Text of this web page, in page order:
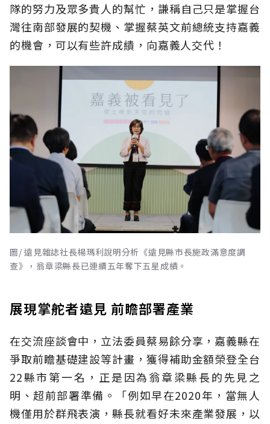
隊的努力及眾多貴人的幫忙，謙稱自己只是掌握台
灣往南部發展的契機、掌握蔡英文前總統支持嘉義
的機會，可以有些許成績，向嘉義人交代！
圖/ 遠見雜誌社長楊瑪利說明分析《遠見縣市長施政滿意度調
查》，翁章梁縣長已連續五年奪下五星成績。
展現掌舵者遠見 前瞻部署產業
在交流座談會中，立法委員蔡易餘分享，嘉義縣在
爭取前瞻基礎建設等計畫，獲得補助金額榮登全台
22縣市第一名，正是因為翁章梁縣長的先見之
明、超前部署準備。「例如早在2020年，當無人
機僅用於群飛表演，縣長就看好未來產業發展，以